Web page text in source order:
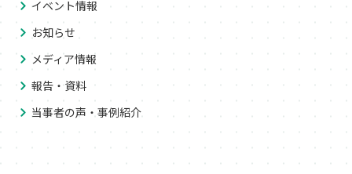
イベント情報
お知らせ
メディア情報
報告・資料
当事者の声・事例紹介